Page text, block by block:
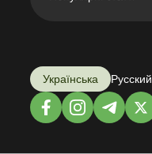
Українська Русский